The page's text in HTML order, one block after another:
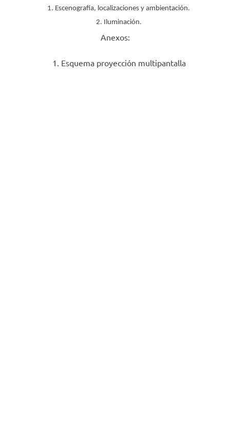
Escenografía, localizaciones y ambientación.
Iluminación.
Anexos:
Esquema proyección multipantalla